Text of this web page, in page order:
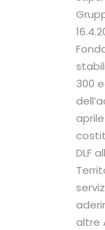
300
DLF
altre